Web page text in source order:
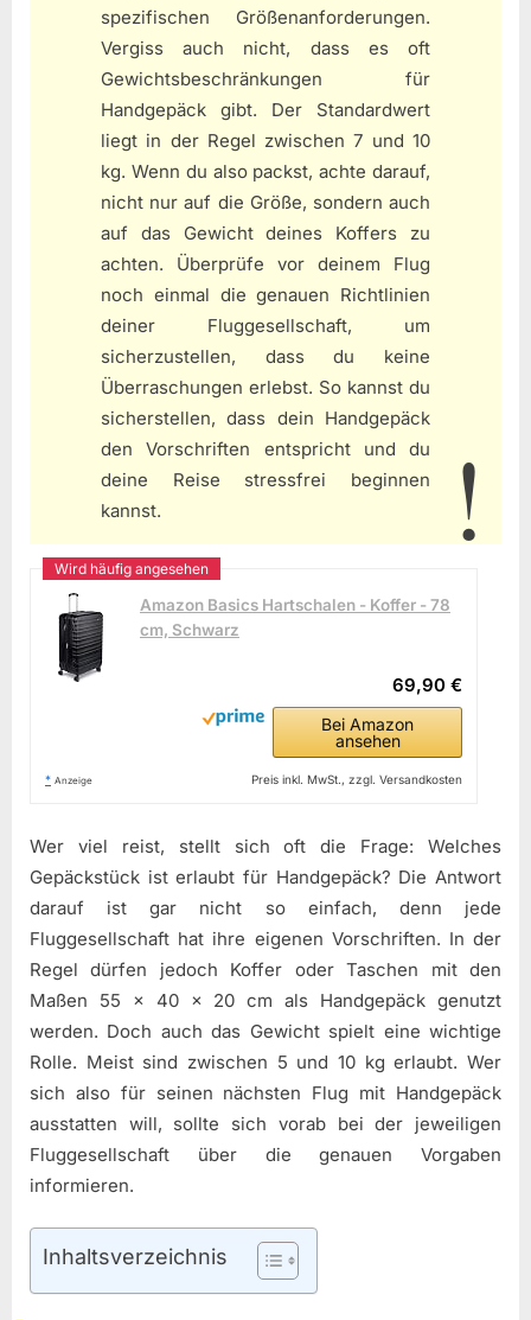
spezifischen Größenanforderungen.
Vergiss auch nicht, dass es oft
Gewichtsbeschränkungen für
Handgepäck gibt. Der Standardwert
liegt in der Regel zwischen 7 und 10
kg. Wenn du also packst, achte darauf,
nicht nur auf die Größe, sondern auch
auf das Gewicht deines Koffers zu
achten. Überprüfe vor deinem Flug
noch einmal die genauen Richtlinien
deiner Fluggesellschaft, um
sicherzustellen, dass du keine
Überraschungen erlebst. So kannst du
sicherstellen, dass dein Handgepäck
den Vorschriften entspricht und du
deine Reise stressfrei beginnen
kannst.
Amazon Basics Hartschalen - Koffer - 78
cm, Schwarz
69,90 €
Bei Amazon
ansehen
* Anzeige Preis inkl. MwSt., zzgl. Versandkosten
Wer viel reist, stellt sich oft die Frage: Welches
Gepäckstück ist erlaubt für Handgepäck? Die Antwort
darauf ist gar nicht so einfach, denn jede
Fluggesellschaft hat ihre eigenen Vorschriften. In der
Regel dürfen jedoch Koffer oder Taschen mit den
Maßen 55 x 40 x 20 cm als Handgepäck genutzt
werden. Doch auch das Gewicht spielt eine wichtige
Rolle. Meist sind zwischen 5 und 10 kg erlaubt. Wer
sich also für seinen nächsten Flug mit Handgepäck
ausstatten will, sollte sich vorab bei der jeweiligen
Fluggesellschaft über die genauen Vorgaben
informieren.
Inhaltsverzeichnis